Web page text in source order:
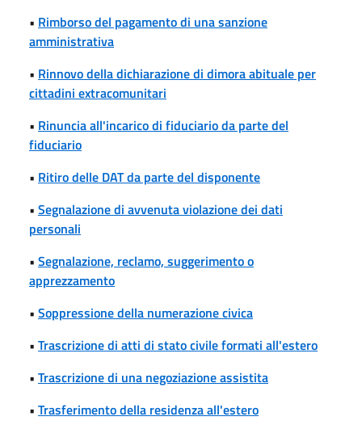
• Rimborso del pagamento di una sanzione
amministrativa
• Rinnovo della dichiarazione di dimora abituale per
cittadini extracomunitari
• Rinuncia all'incarico di fiduciario da parte del
fiduciario
• Ritiro delle DAT da parte del disponente
• Segnalazione di avvenuta violazione dei dati
personali
• Segnalazione, reclamo, suggerimento o
apprezzamento
• Soppressione della numerazione civica
• Trascrizione di atti di stato civile formati all'estero
• Trascrizione di una negoziazione assistita
• Trasferimento della residenza all'estero